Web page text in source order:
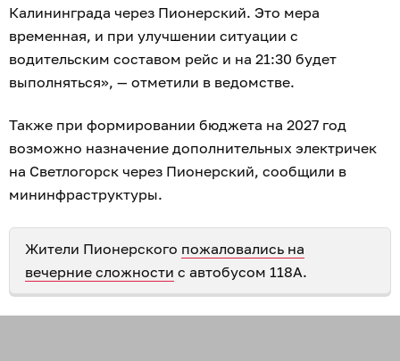
Калининграда через Пионерский. Это мера
временная, и при улучшении ситуации с
водительским составом рейс и на 21:30 будет
выполняться», — отметили в ведомстве.
Также при формировании бюджета на 2027 год
возможно назначение дополнительных электричек
на Светлогорск через Пионерский, сообщили в
мининфраструктуры.
Жители Пионерского пожаловались на
вечерние сложности с автобусом 118А.